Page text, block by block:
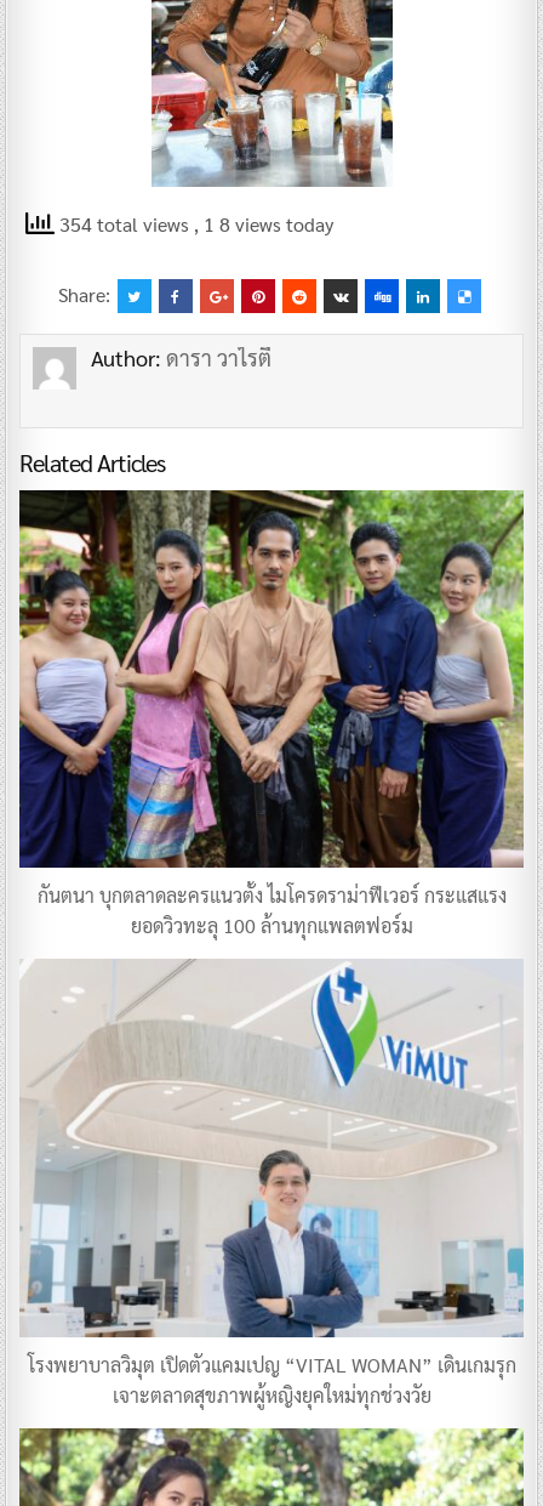
354 total views , 1 8 views today
Share:
Author: ดารา วาไรตี้
Related Articles
กันตนา บุกตลาดละครแนวตั้ง ไมโครดราม่าฟีเวอร์ กระแสแรง
ยอดวิวทะลุ 100 ล้านทุกแพลตฟอร์ม
โรงพยาบาลวิมุต เปิดตัวแคมเปญ “VITAL WOMAN” เดินเกมรุก
เจาะตลาดสุขภาพผู้หญิงยุคใหม่ทุกช่วงวัย